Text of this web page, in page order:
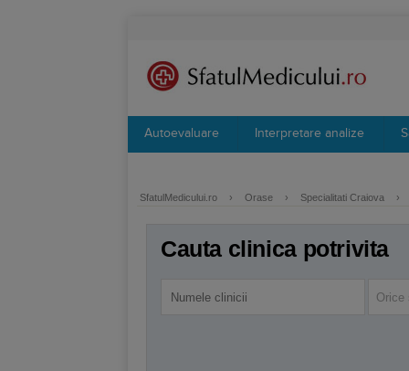
Autoevaluare Interpretare analize
SfatulMedicului.ro › Orase › Specialitati Craiova ›
Cauta clinica potrivita
Orice